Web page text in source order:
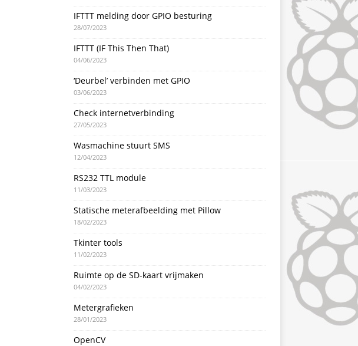
IFTTT melding door GPIO besturing
28/07/2023
IFTTT (IF This Then That)
04/06/2023
‘Deurbel’ verbinden met GPIO
03/06/2023
Check internetverbinding
27/05/2023
Wasmachine stuurt SMS
12/04/2023
RS232 TTL module
11/03/2023
Statische meterafbeelding met Pillow
18/02/2023
Tkinter tools
11/02/2023
Ruimte op de SD-kaart vrijmaken
04/02/2023
Metergrafieken
28/01/2023
OpenCV